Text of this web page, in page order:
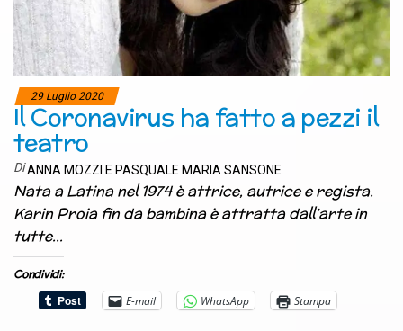
29 Luglio 2020
Il Coronavirus ha fatto a pezzi il
teatro
DiANNA MOZZI E PASQUALE MARIA SANSONE
Nata a Latina nel 1974 è attrice, autrice e regista.
Karin Proia fin da bambina è attratta dall’arte in
tutte…
Condividi:
E-mail
WhatsApp Stampa